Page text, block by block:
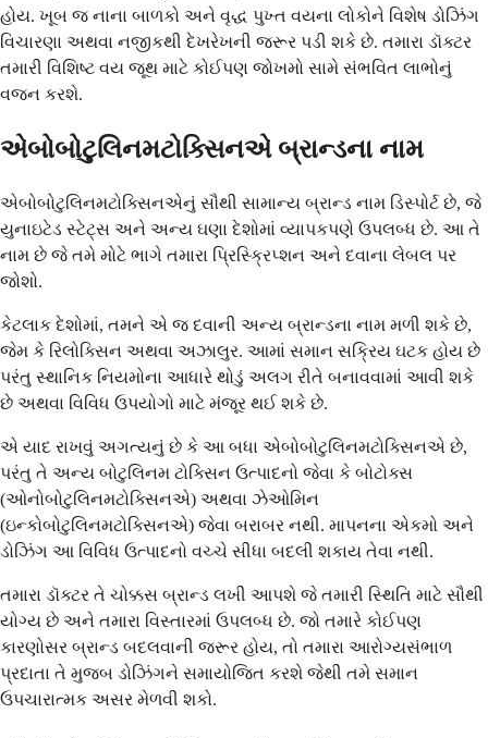
હોય. ખૂબ જ નાના બાળકો અને વૃદ્ધ પુખ્ત વયના લોકોને વિશેષ ડોઝિંગ
વિચારણા અથવા નજીકથી દેખરેખની જરૂર પડી શકે છે. તમારા ડૉક્ટર
તમારી વિશિષ્ટ વય જૂથ માટે કોઈપણ જોખમો સામે સંભવિત લાભોનું
વજન કરશે.
એબોબોટુલિનમટોક્સિનએ બ્રાન્ડના નામ
એબોબોટુલિનમટોક્સિનએનું સૌથી સામાન્ય બ્રાન્ડ નામ ડિસ્પોર્ટ છે, જે
યુનાઇટેડ સ્ટેટ્સ અને અન્ય ઘણા દેશોમાં વ્યાપકપણે ઉપલબ્ધ છે. આ તે
નામ છે જે તમે મોટે ભાગે તમારા પ્રિસ્ક્રિપ્શન અને દવાના લેબલ પર
જોશો.
કેટલાક દેશોમાં, તમને એ જ દવાની અન્ય બ્રાન્ડના નામ મળી શકે છે,
જેમ કે રિલોક્સિન અથવા અઝાલુર. આમાં સમાન સક્રિય ઘટક હોય છે
પરંતુ સ્થાનિક નિયમોના આધારે થોડું અલગ રીતે બનાવવામાં આવી શકે
છે અથવા વિવિધ ઉપયોગો માટે મંજૂર થઈ શકે છે.
એ યાદ રાખવું અગત્યનું છે કે આ બધા એબોબોટુલિનમટોક્સિનએ છે,
પરંતુ તે અન્ય બોટુલિનમ ટોક્સિન ઉત્પાદનો જેવા કે બોટોક્સ
(ઓનોબોટુલિનમટોક્સિનએ) અથવા ઝેઓમિન
(ઇન્કોબોટુલિનમટોક્સિનએ) જેવા બરાબર નથી. માપનના એકમો અને
ડોઝિંગ આ વિવિધ ઉત્પાદનો વચ્ચે સીધા બદલી શકાય તેવા નથી.
તમારા ડૉક્ટર તે ચોક્કસ બ્રાન્ડ લખી આપશે જે તમારી સ્થિતિ માટે સૌથી
યોગ્ય છે અને તમારા વિસ્તારમાં ઉપલબ્ધ છે. જો તમારે કોઈપણ
કારણોસર બ્રાન્ડ બદલવાની જરૂર હોય, તો તમારા આરોગ્યસંભાળ
પ્રદાતા તે મુજબ ડોઝિંગને સમાયોજિત કરશે જેથી તમે સમાન
ઉપચારાત્મક અસર મેળવી શકો.